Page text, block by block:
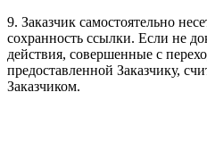
9. Заказчик самостоятельно
сохранность ссылки. Если не
действия, совершенные с
предоставленной Заказчику,
Заказчиком.